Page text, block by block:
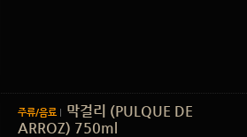
주류/음료
막걸리 (PULQUE DE
ARROZ) 750ml